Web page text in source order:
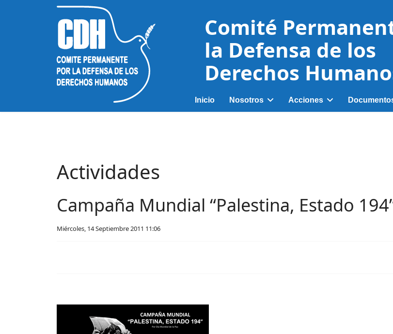
Comité
la Defensa de los
Derechos
Inicio Nosotros Acciones
Actividades
Campaña Mundial “Palestina, Estado
Miércoles, 14 Septiembre 2011 11:06